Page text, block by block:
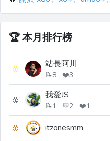
🏆本月排行榜
🥇 站長阿川
📝8 ❤️3
🥈 我愛JS
📝1 💬2 ❤️1
🥉 itzonesmm